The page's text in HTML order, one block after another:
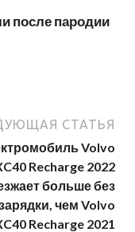
после пародии
СТАТЬЯ
Volvo
Recharge 2022
больше без
чем Volvo
Recharge 2021